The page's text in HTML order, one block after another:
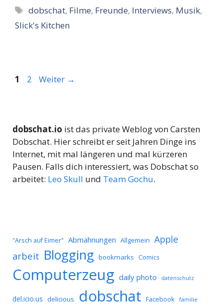
Schlagwörter
dobschat, Filme, Freunde, Interviews, Musik,
Slick's Kitchen
Seite
1 Seite
2 Weiter →
dobschat.io ist das private Weblog von Carsten
Dobschat. Hier schreibt er seit Jahren Dinge ins
Internet, mit mal längeren und mal kürzeren
Pausen. Falls dich interessiert, was Dobschat so
arbeitet: Leo Skull und Team Gochu.
"Arsch auf Eimer" Abmahnungen Allgemein Apple
arbeit Blogging bookmarks Comics
Computerzeug daily photo datenschutz
del.icio.us delicious dobschat Facebook familie